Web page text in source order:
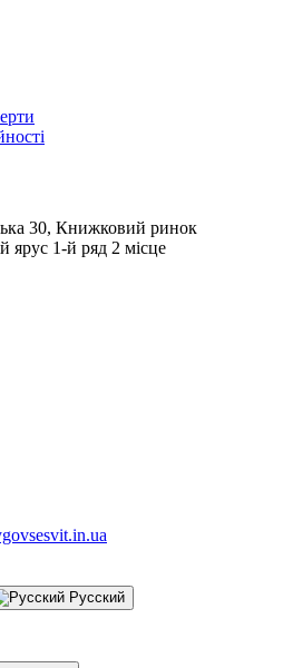
30, Книжковий ринок
ярус 1-й ряд 2 місце
Русский